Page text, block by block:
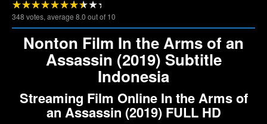
348 votes, average 8.0 out of 10
Nonton Film In the Arms of an
Assassin (2019) Subtitle
Indonesia
Streaming Film Online In the Arms of
an Assassin (2019) FULL HD